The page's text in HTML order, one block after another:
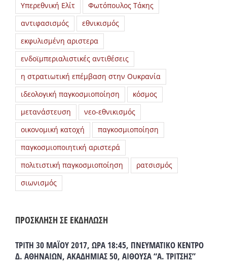
Υπερεθνική Ελίτ
Φωτόπουλος Τάκης
αντιφασισμός
εθνικισμός
εκφυλισμένη αριστερα
ενδοϊμπεριαλιστικές αντιθέσεις
η στρατιωτική επέμβαση στην Ουκρανία
ιδεολογική παγκοσμιοποίηση
κόσμος
μετανάστευση
νεο-εθνικισμός
οικονομική κατοχή
παγκοσμιοποίηση
παγκοσμιοποιητική αριστερά
πολιτιστική παγκοσμιοποίηση
ρατσισμός
σιωνισμός
ΠΡΟΣΚΛΗΣΗ ΣΕ ΕΚΔΗΛΩΣΗ
ΤΡΙΤΗ 30 ΜΑΪΟΥ 2017, ΩΡΑ 18:45, ΠΝΕΥΜΑΤΙΚΟ ΚΕΝΤΡΟ
Δ. ΑΘΗΝΑΙΩΝ, ΑΚΑΔΗΜΙΑΣ 50, ΑΙΘΟΥΣΑ “Α. ΤΡΙΤΣΗΣ”